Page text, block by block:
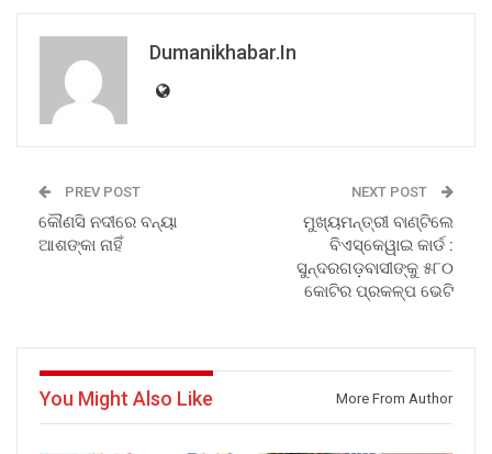
Dumanikhabar.in
PREV POST
କୌଣସି ନଦୀରେ ବନ୍ୟା
ଆଶଙ୍କା ନାହିଁ
NEXT POST
ମୁଖ୍ୟମନ୍ତ୍ରୀ ବାଣ୍ଟିଲେ
ବିଏସ୍କେୱାଇ କାର୍ଡ :
ସୁନ୍ଦରଗଡ଼ବାସୀଙ୍କୁ ୫୮୦
କୋଟିର ପ୍ରକଳ୍ପ ଭେଟି
You Might Also Like More From Author